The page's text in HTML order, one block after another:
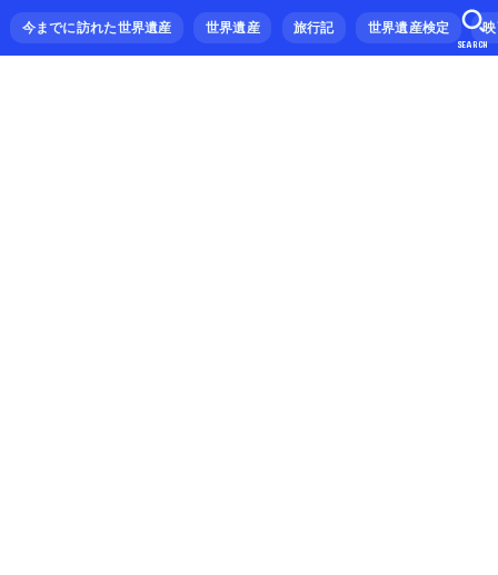
今までに訪れた世界遺産 世界遺産 旅行記 世界遺産検定
SEARCH